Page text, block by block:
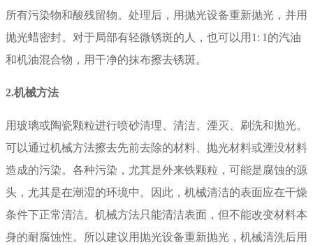
所有污染物和酸残留物。处理后，用抛光设备重新抛光，并用
抛光蜡密封。对于局部有轻微锈斑的人，也可以用 1: 1 的汽油
和机油混合物，用干净的抹布擦去锈斑。
2.机械方法
用玻璃或陶瓷颗粒进行喷砂清理、清洁、湮灭、刷洗和抛光。
可以通过机械方法擦去先前去除的材料、抛光材料或湮没材料
造成的污染。各种污染，尤其是外来铁颗粒，可能是腐蚀的源
头，尤其是在潮湿的环境中。因此，机械清洁的表面应在干燥
条件下正常清洁。机械方法只能清洁表面，但不能改变材料本
身的耐腐蚀性。所以建议用抛光设备重新抛光，机械清洗后用